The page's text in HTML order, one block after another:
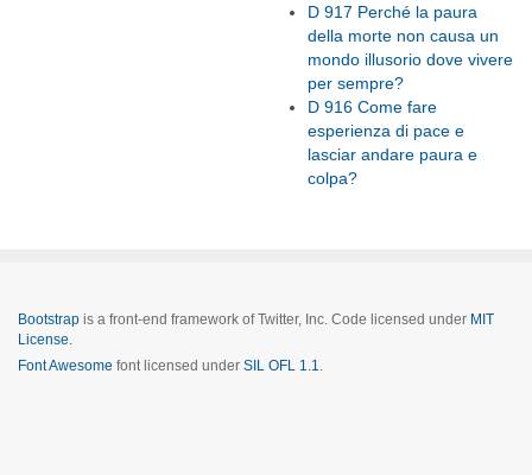
D 917 Perché la paura
della morte non causa un
mondo illusorio dove vivere
per sempre?
D 916 Come fare
esperienza di pace e
lasciar andare paura e
colpa?
Bootstrap is a front-end framework of Twitter, Inc. Code licensed under MIT
License.
Font Awesome font licensed under SIL OFL 1.1.